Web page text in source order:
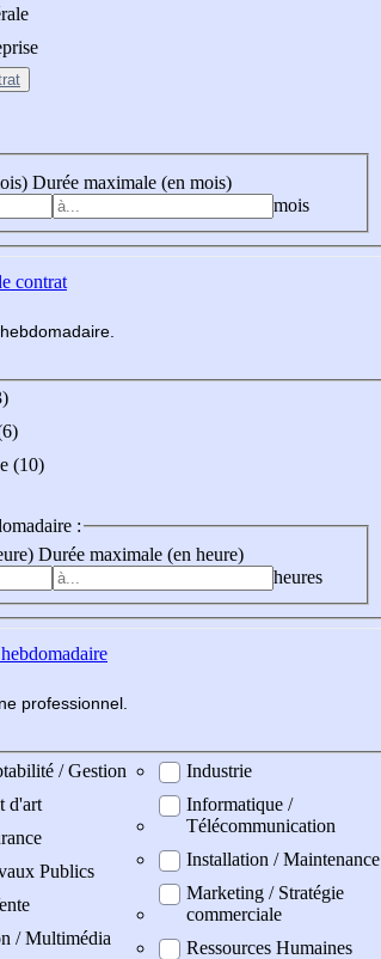
Durée maximale (en mois)
mois
contrat
madaire
(10)
:
Durée maximale (en heure)
heures
professionnel
/ Gestion
d'art
Publics
/ Multimédia
Industrie
Informatique /
Télécommunication
Installation / Maintenance
Marketing / Stratégie
commerciale
Ressources Humaines